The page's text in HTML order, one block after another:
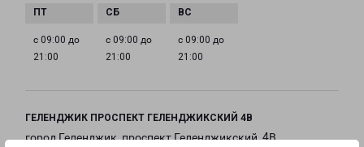
с 09:00 до
21:00
с 09:00 до
21:00
с 09:00 до
21:00
ГЕЛЕНДЖИК ПРОСПЕКТ ГЕЛЕНДЖИКСКИЙ 4В
город Геленджик, проспект Геленджикский, 4В